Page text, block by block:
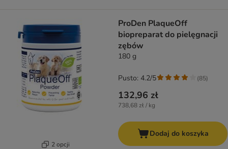
2 opcji
ProDen PlaqueOff
biopreparat do pielęgnacji
zębów
180 g
132,96 zł
738,68 zł / kg
Pusto: 4.2/5 (85)
Dodaj do koszyka